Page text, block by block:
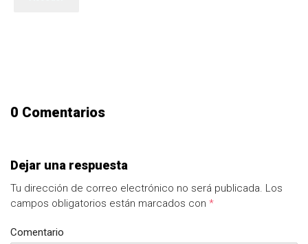
0 Comentarios
Dejar una respuesta
Tu dirección de correo electrónico no será publicada. Los
campos obligatorios están marcados con *
Comentario